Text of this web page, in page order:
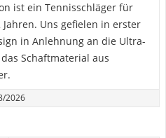
ist ein Tennisschläger für
Uns gefielen in erster
in Anlehnung an die Ultra-
Schaftmaterial aus
2026